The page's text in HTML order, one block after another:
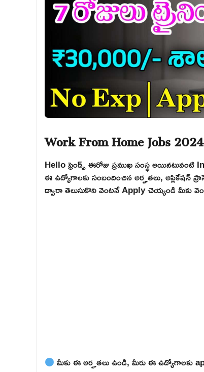
Work From Home Jobs
Hello ఫ్రెండ్స్ ఈరోజు ప్రముఖ సంస్థ
ఈ ఉద్యోగాలకు సంబందించిన అర్హతలు, అప్లికేషన్
ద్వారా తెలుసుకొని వెంటనే Apply చెయ్యండి మీకు
మీకు ఈ అర్హతలు ఉండి, మీరు ఈ ఉద్యోగాలకు